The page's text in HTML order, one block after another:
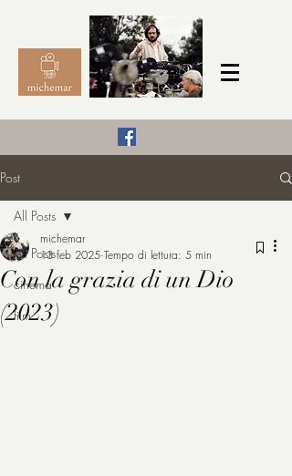
michemar
Post
All Posts
cinema
film
All Posts
Con la grazia di un Dio
(2023)
michemar
13 feb 2025 Tempo di lettura: 5 min